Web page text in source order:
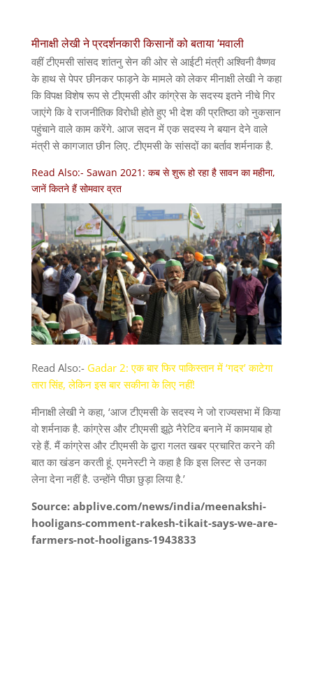
मीनाक्षी लेखी ने प्रदर्शनकारी किसानों को बताया ‘मवाली
वहीं टीएमसी सांसद शांतनु सेन की ओर से आईटी मंत्री अश्विनी वैष्णव
के हाथ से पेपर छीनकर फाड़ने के मामले को लेकर मीनाक्षी लेखी ने कहा
कि विपक्ष विशेष रूप से टीएमसी और कांग्रेस के सदस्य इतने नीचे गिर
जाएंगे कि वे राजनीतिक विरोधी होते हुए भी देश की प्रतिष्ठा को नुकसान
पहुंचाने वाले काम करेंगे. आज सदन में एक सदस्य ने बयान देने वाले
मंत्री से कागजात छीन लिए. टीएमसी के सांसदों का बर्ताव शर्मनाक है.
Read Also:- Sawan 2021: कब से शुरू हो रहा है सावन का महीना,
जानें कितने हैं सोमवार व्रत
Read Also:- Gadar 2: एक बार फिर पाकिस्तान में ‘गदर’ काटेगा
तारा सिंह, लेकिन इस बार सकीना के लिए नहीं!
मीनाक्षी लेखी ने कहा, ‘आज टीएमसी के सदस्य ने जो राज्यसभा में किया
वो शर्मनाक है. कांग्रेस और टीएमसी झूठे नैरेटिव बनाने में कामयाब हो
रहे हैं. मैं कांग्रेस और टीएमसी के द्वारा गलत खबर प्रचारित करने की
बात का खंडन करती हूं. एमनेस्टी ने कहा है कि इस लिस्ट से उनका
लेना देना नहीं है. उन्होंने पीछा छुड़ा लिया है.’
Source: abplive.com/news/india/meenakshi-
hooligans-comment-rakesh-tikait-says-we-are-
farmers-not-hooligans-1943833